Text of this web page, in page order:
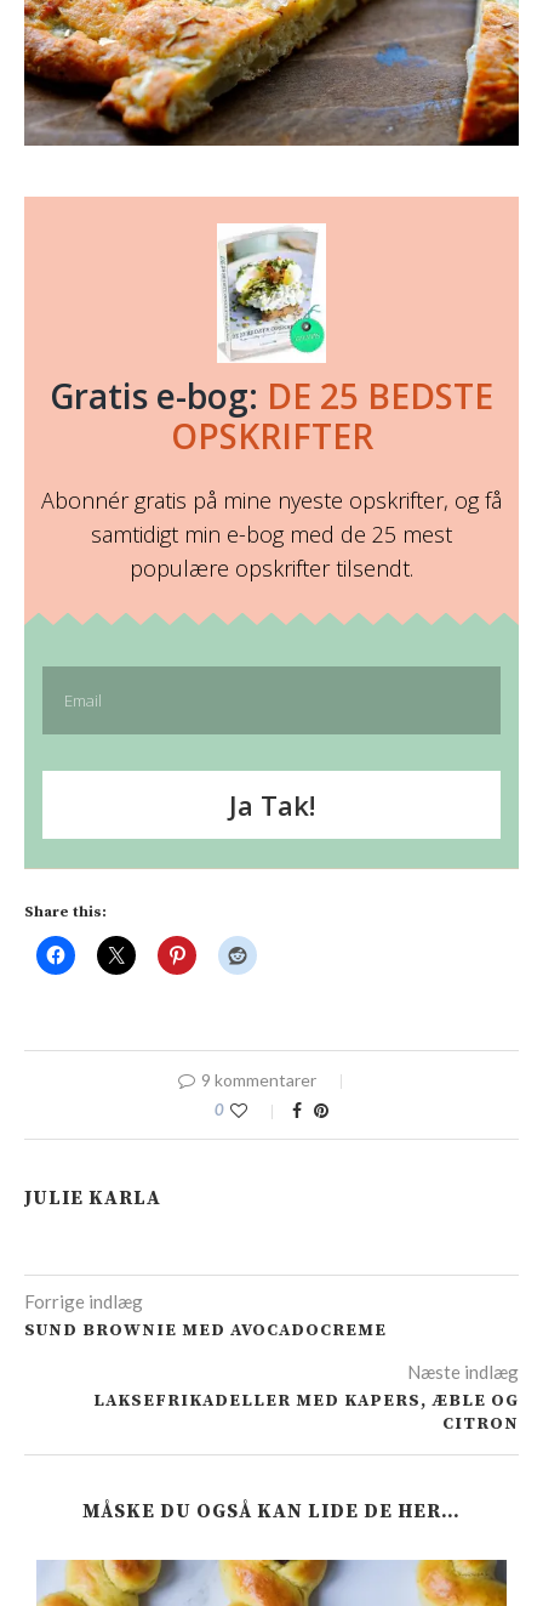
Gratis e-bog: DE 25 BEDSTE
OPSKRIFTER
Abonnér gratis på mine nyeste opskrifter, og få
samtidigt min e-bog med de 25 mest
populære opskrifter tilsendt.
Ja Tak!
Share this:
9 kommentarer
0
JULIE KARLA
Forrige indlæg
SUND BROWNIE MED AVOCADOCREME
Næste indlæg
LAKSEFRIKADELLER MED KAPERS, ÆBLE OG
CITRON
MÅSKE DU OGSÅ KAN LIDE DE HER…